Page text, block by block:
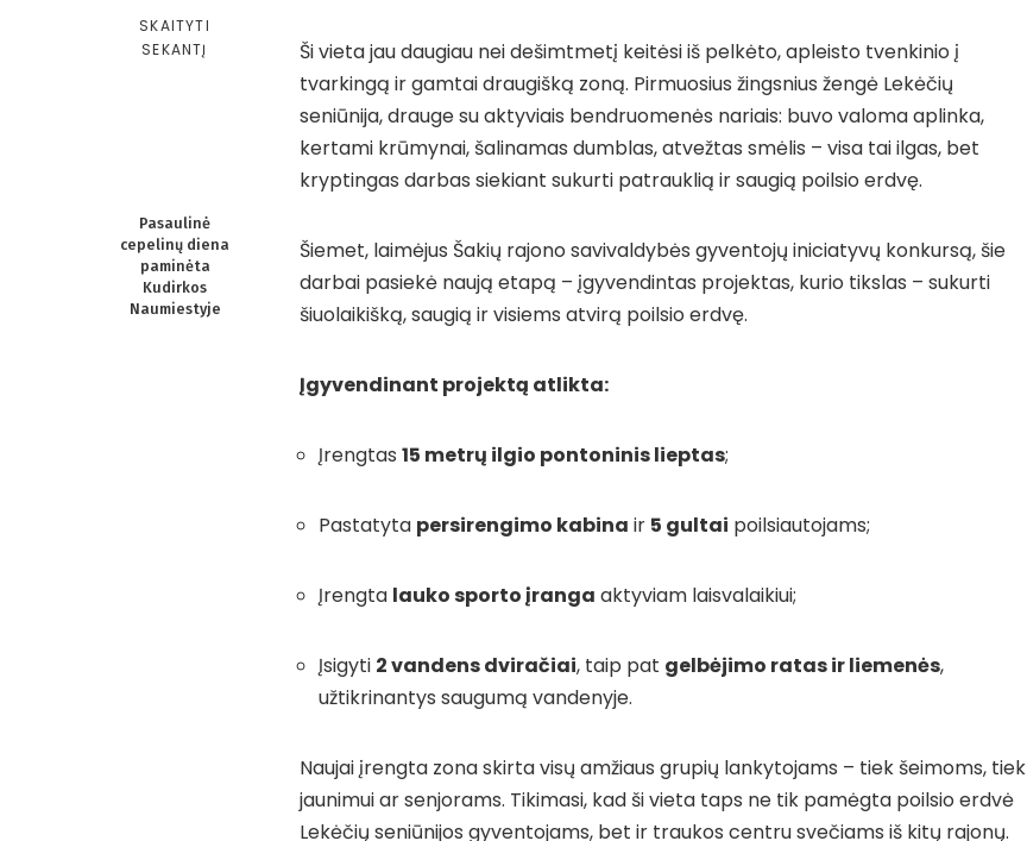
SKAITYTI
SEKANTĮ
Pasaulinė
cepelinų diena
paminėta
Kudirkos
Naumiestyje
Ši vieta jau daugiau nei dešimtmetį keitėsi iš pelkėto, apleisto tvenkinio į
tvarkingą ir gamtai draugišką zoną. Pirmuosius žingsnius žengė Lekėčių
seniūnija, drauge su aktyviais bendruomenės nariais: buvo valoma aplinka,
kertami krūmynai, šalinamas dumblas, atvežtas smėlis – visa tai ilgas, bet
kryptingas darbas siekiant sukurti patrauklią ir saugią poilsio erdvę.
Šiemet, laimėjus Šakių rajono savivaldybės gyventojų iniciatyvų konkursą, šie
darbai pasiekė naują etapą – įgyvendintas projektas, kurio tikslas – sukurti
šiuolaikišką, saugią ir visiems atvirą poilsio erdvę.
Įgyvendinant projektą atlikta:
Įrengtas 15 metrų ilgio pontoninis lieptas;
Pastatyta persirengimo kabina ir 5 gultai poilsiautojams;
Įrengta lauko sporto įranga aktyviam laisvalaikiui;
Įsigyti 2 vandens dviračiai, taip pat gelbėjimo ratas ir liemenės,
užtikrinantys saugumą vandenyje.
Naujai įrengta zona skirta visų amžiaus grupių lankytojams – tiek šeimoms, tiek
jaunimui ar senjorams. Tikimasi, kad ši vieta taps ne tik pamėgta poilsio erdvė
Lekėčių seniūnijos gyventojams, bet ir traukos centru svečiams iš kitų rajonų.